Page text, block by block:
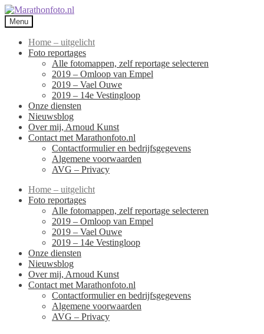
Ga
door
naar
navigatie
Ga
naar
de
inhoud
Menu
Home – uitgelicht
Foto reportages
Alle fotomappen, zelf reportage selecteren
2019 – Omloop van Empel
2019 – Vael Ouwe
2019 – 14e Vestingloop
Onze diensten
Nieuwsblog
Over mij, Arnoud Kunst
Contact met Marathonfoto.nl
Contactformulier en bedrijfsgegevens
Algemene voorwaarden
AVG – Privacy
Home – uitgelicht
Foto reportages
Alle fotomappen, zelf reportage selecteren
2019 – Omloop van Empel
2019 – Vael Ouwe
2019 – 14e Vestingloop
Onze diensten
Nieuwsblog
Over mij, Arnoud Kunst
Contact met Marathonfoto.nl
Contactformulier en bedrijfsgegevens
Algemene voorwaarden
AVG – Privacy